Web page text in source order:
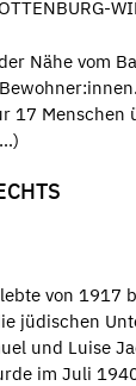
Nähe vom
17
von 1917
jüdischen
und Luise
im Juli